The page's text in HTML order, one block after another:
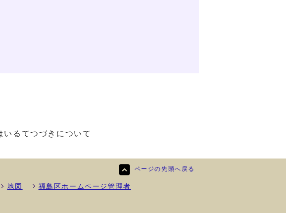
るてつづきについて
ページの先頭へ戻る
地図
福島区ホームページ管理者